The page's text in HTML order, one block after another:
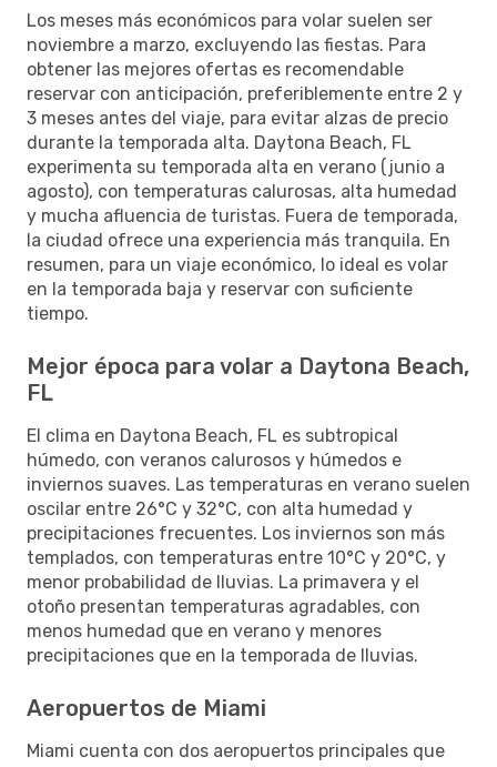
Los meses más económicos para volar suelen ser
noviembre a marzo, excluyendo las fiestas. Para
obtener las mejores ofertas es recomendable
reservar con anticipación, preferiblemente entre 2 y
3 meses antes del viaje, para evitar alzas de precio
durante la temporada alta. Daytona Beach, FL
experimenta su temporada alta en verano (junio a
agosto), con temperaturas calurosas, alta humedad
y mucha afluencia de turistas. Fuera de temporada,
la ciudad ofrece una experiencia más tranquila. En
resumen, para un viaje económico, lo ideal es volar
en la temporada baja y reservar con suficiente
tiempo.
Mejor época para volar a Daytona Beach,
FL
El clima en Daytona Beach, FL es subtropical
húmedo, con veranos calurosos y húmedos e
inviernos suaves. Las temperaturas en verano suelen
oscilar entre 26°C y 32°C, con alta humedad y
precipitaciones frecuentes. Los inviernos son más
templados, con temperaturas entre 10°C y 20°C, y
menor probabilidad de lluvias. La primavera y el
otoño presentan temperaturas agradables, con
menos humedad que en verano y menores
precipitaciones que en la temporada de lluvias.
Aeropuertos de Miami
Miami cuenta con dos aeropuertos principales que